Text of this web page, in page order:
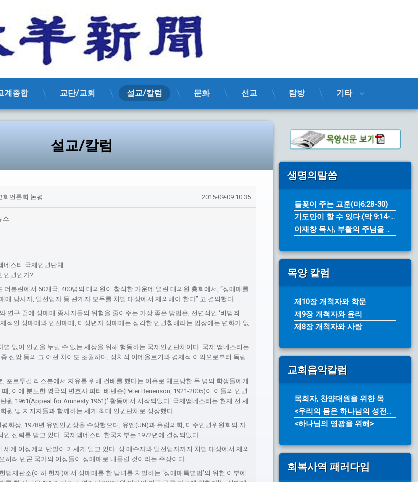
계종합 교단/교회 설교/칼럼 문화 선교 탐방 기타
설교/칼럼
회언론회 논평 2015-09-09 10:35
스
네스티 국제인권단체
인권인가?
더블린에서 60개국, 400명의 대의원이 참석한 가운데 열린 대의원 총회에서, “성매매를
매 당사자, 알선업자 등 관계자 모두를 처벌 대상에서 제외해야 한다” 고 결의했다.
연구 끝에 성매매 종사자들의 위험을 줄여주는 가장 좋은 방법은, 전면적인 ‘비범죄
적인 성매매와 인신매매, 미성년자 성매매는 심각한 인권침해라는 입장에는 변화가 없
별 없이 인권을 누릴 수 있는 세상을 위해 행동하는 국제인권단체이다. 국제 앰네스티는
·신앙 등의 그 어떤 차이도 초월하며, 정치적 이데올로기와 경제적 이익으로부터 독립
포르투갈 리스본에서 자유를 위해 건배를 했다는 이유로 체포당한 두 명의 학생들에게
때, 이에 분노한 영국의 변호사 피터 베넨슨(Peter Benenson, 1921-2005)이 이들의 인권
원 1961(Appeal for Amnesty 1961)’ 활동에서 시작되었다. 국제앰네스티는 현재 전 세
원 및 지지자들과 함께하는 세계 최대 인권단체로 성장했다.
화상, 1978년 유엔인권상을 수상했으며, 유엔(UN)과 유럽의회, 미주인권위원회의 자
인 신뢰를 받고 있다. 국제앰네스티 한국지부는 1972년에 결성되었다.
세계 여성계의 반발이 거세게 일고 있다. 성 매수자와 알선업자까지 처벌 대상에서 제외
히려 빈곤 국가의 여성들이 성매매로 내몰릴 것이라는 주장이다.
법재판소(이하 헌재)에서 성매매를 한 남녀를 처벌하는 ‘성매매특별법’의 위헌 여부에
생명의말씀
들꽃이 주는 교훈(마6:28-30)
기도만이 할 수 있다.(막 9:14-...
이재창 목사, 부활의 주님을 전하라(...
목양 칼럼
제10장 개척자와 학문
제9장 개척자와 윤리
제8장 개척자와 사랑
교회음악칼럼
목회자, 찬양대원을 위한 목소리 개발...
<우리의 몸은 하나님의 성전입니다>
<하나님의 영광을 위해>
회복사역 패러다임